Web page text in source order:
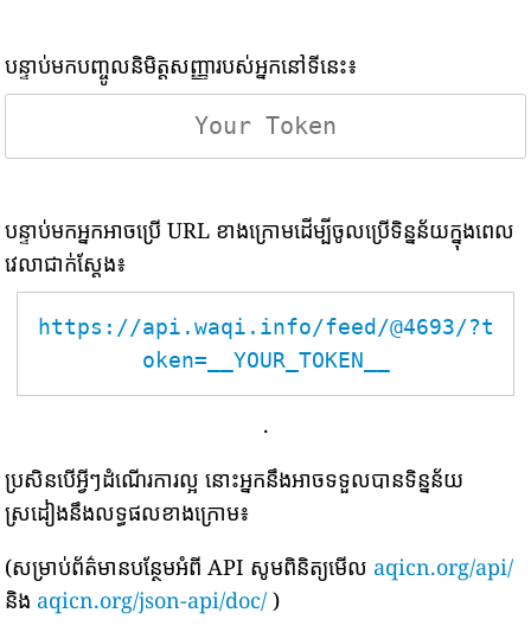
បន្ទាប់មកបញ្ចូលនិមិត្តសញ្ញារបស់អ្នកនៅទីនេះ៖
បន្ទាប់មកអ្នកអាចប្រើ URL ខាងក្រោមដើម្បីចូលប្រើទិន្នន័យក្នុងពេល
វេលាជាក់ស្តែង៖
https://api.waqi.info/feed/@4693/?t
oken=__YOUR_TOKEN__
.
ប្រសិនបើអ្វីៗដំណើរការល្អ នោះអ្នកនឹងអាចទទួលបានទិន្នន័យ
ស្រដៀងនឹងលទ្ធផលខាងក្រោម៖
(សម្រាប់ព័ត៌មានបន្ថែមអំពី API សូមពិនិត្យមើល aqicn.org/api/
និង aqicn.org/json-api/doc/ )